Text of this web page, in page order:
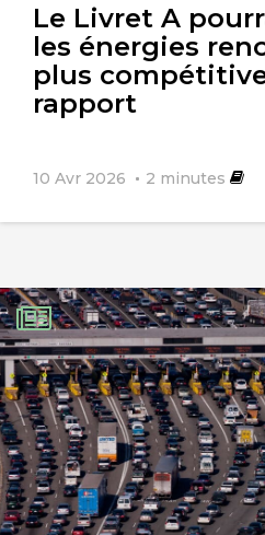
Le Livret A
les énergies
plus
rapport
10 Avr 2026 2 minutes